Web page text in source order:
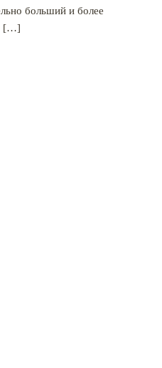
больший и более
[…]